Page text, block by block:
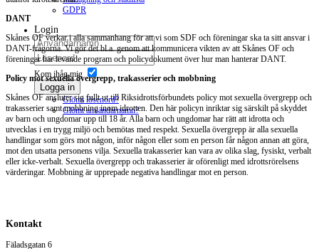
GDPR
Login
Kom ihåg mig
Logga in
Glömt lösenord?
Glömt användarnamn?
DANT
Skånes OF verkar i alla sammanhang för att vi som SDF och föreningar ska ta sitt ansvar i
DANT-frågorna. Vi gör det bl.a. genom att kommunicera vikten av att Skånes OF och
föreningar har levande program och policydokument över hur man hanterar DANT.
Policy mot sexuella övergrepp, trakasserier och mobbning
Skånes OF ansluter sig fullt ut till Riksidrottsförbundets policy mot sexuella övergrepp och
trakasserier samt mobbning inom idrotten. Den här policyn inriktar sig särskilt på skyddet
av barn och ungdomar upp till 18 år. Alla barn och ungdomar har rätt att idrotta och
utvecklas i en trygg miljö och bemötas med respekt. Sexuella övergrepp är alla sexuella
handlingar som görs mot någon, inför någon eller som en person får någon annan att göra,
mot den utsatta personens vilja. Sexuella trakasserier kan vara av olika slag, fysiskt, verbalt
eller icke-verbalt. Sexuella övergrepp och trakasserier är oförenligt med idrottsrörelsens
värderingar. Mobbning är upprepade negativa handlingar mot en person.
Kontakt
Fäladsgatan 6